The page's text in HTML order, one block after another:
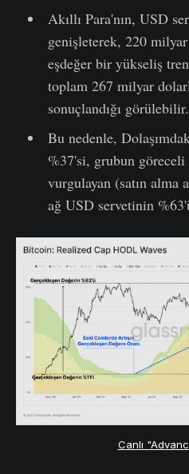
Akıllı Para'nın, USD
genişleterek, 220
eşdeğer bir yükseliş
toplam 267 milyar
sonuçlandığı görülebilir.
Bu nedenle,
%37'si, grubun göreceli
vurgulayan (satın alma
ağ USD servetinin
Canlı